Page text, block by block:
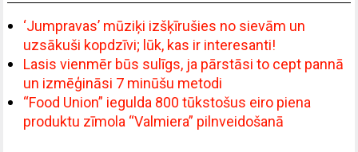
‘Jumpravas’ mūziķi izšķīrušies no sievām un
uzsākuši kopdzīvi; lūk, kas ir interesanti!
Lasis vienmēr būs sulīgs, ja pārstāsi to cept pannā
un izmēģināsi 7 minūšu metodi
“Food Union” iegulda 800 tūkstošus eiro piena
produktu zīmola “Valmiera” pilnveidošanā